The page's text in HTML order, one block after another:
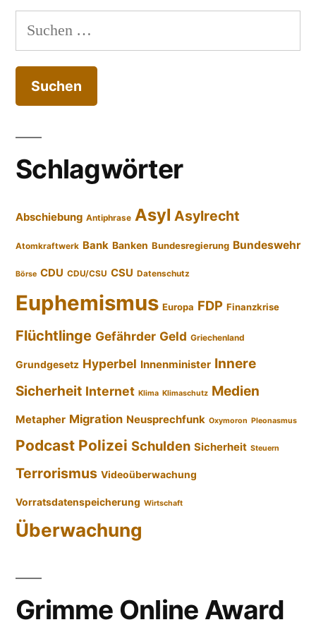
Suchen
nach:
Schlagwörter
Abschiebung Antiphrase Asyl Asylrecht
Atomkraftwerk Bank Banken Bundesregierung Bundeswehr
Börse CDU CDU/CSU CSU Datenschutz
Euphemismus Europa FDP Finanzkrise
Flüchtlinge Gefährder Geld Griechenland
Grundgesetz Hyperbel Innenminister Innere
Sicherheit Internet Klima Klimaschutz Medien
Metapher Migration Neusprechfunk Oxymoron Pleonasmus
Podcast Polizei Schulden Sicherheit Steuern
Terrorismus Videoüberwachung
Vorratsdatenspeicherung Wirtschaft
Überwachung
Grimme Online Award